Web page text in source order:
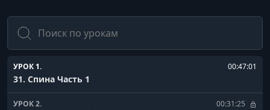
Поиск
УРОК 1. 00:47:01
31. Спина Часть 1
УРОК 2. 00:31:25